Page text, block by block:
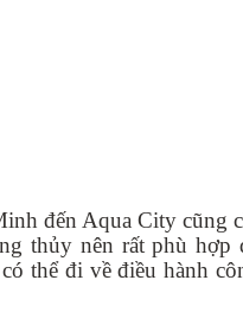
đến Aqua City cũng
thủy nên rất phù hợp
thể đi về điều hành